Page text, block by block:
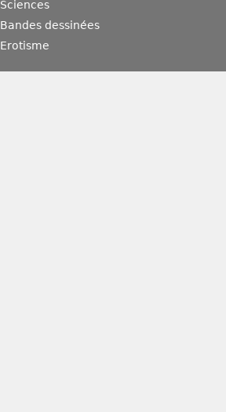
Sciences
Bandes dessinées
Erotisme